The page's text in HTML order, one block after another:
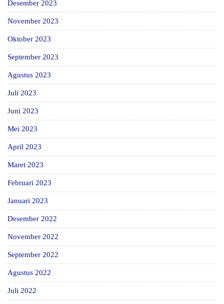
Desember 2023
November 2023
Oktober 2023
September 2023
Agustus 2023
Juli 2023
Juni 2023
Mei 2023
April 2023
Maret 2023
Februari 2023
Januari 2023
Desember 2022
November 2022
September 2022
Agustus 2022
Juli 2022